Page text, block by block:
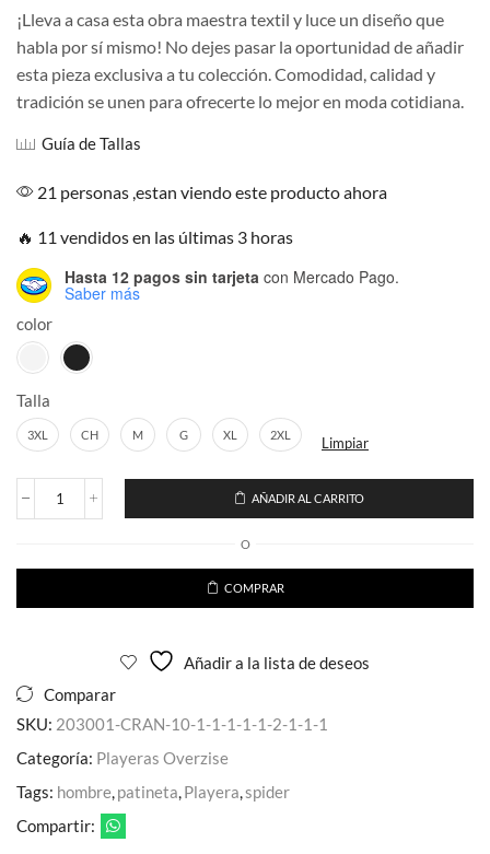
¡Lleva a casa esta obra maestra textil y luce un diseño que
habla por sí mismo! No dejes pasar la oportunidad de añadir
esta pieza exclusiva a tu colección. Comodidad, calidad y
tradición se unen para ofrecerte lo mejor en moda cotidiana.
Guía de Tallas
21 personas ,estan viendo este producto ahora
🔥 11 vendidos en las últimas 3 horas
Hasta 12 pagos sin tarjeta con Mercado Pago.
Saber más
color
Talla
3XL CH M G XL 2XL Limpiar
Playera
Unisex
Alebrije
AÑADIR AL CARRITO
O
COMPRAR
Añadir a la lista de deseos
Comparar
SKU: 203001-CRAN-10-1-1-1-1-1-2-1-1-1
Categoría: Playeras Overzise
Tags: hombre patineta Playera spider
Compartir: